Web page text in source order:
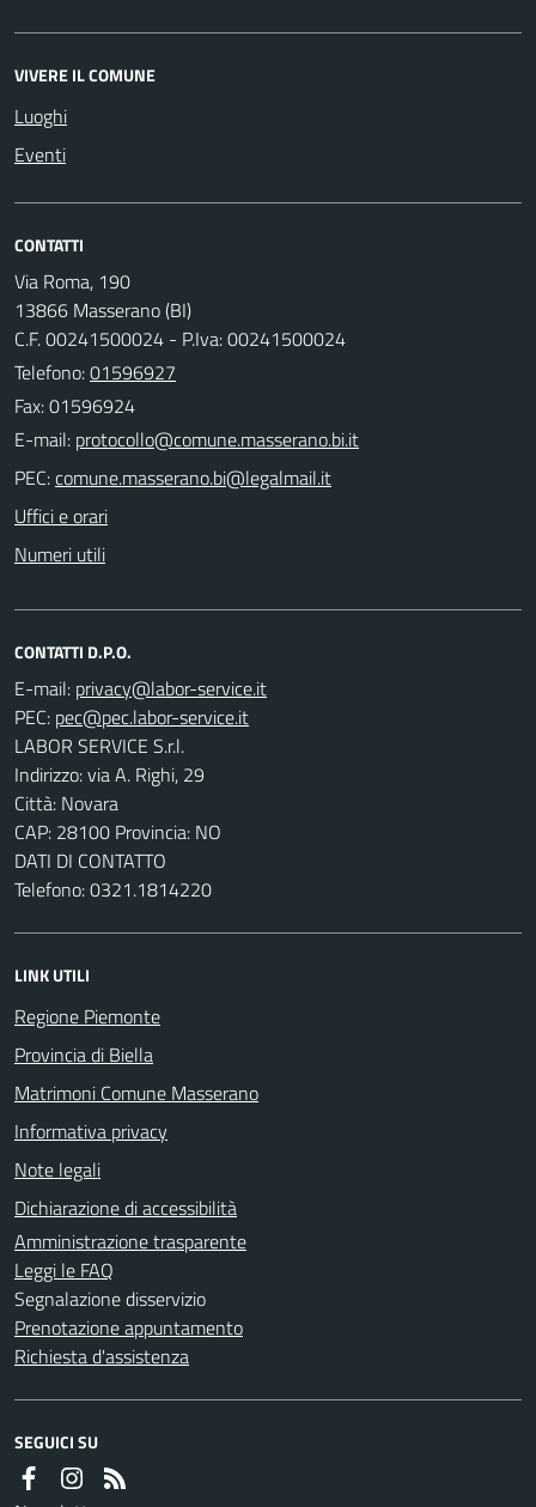
VIVERE IL COMUNE
Luoghi
Eventi
CONTATTI
Via Roma, 190
13866 Masserano (BI)
C.F. 00241500024 - P.Iva: 00241500024
Telefono:01596927
Fax: 01596924
E-mail:
PEC:
Uffici e orari
Numeri utili
CONTATTI D.P.O.
E-mail:
PEC:
LABOR SERVICE S.r.l.
Indirizzo: via A. Righi, 29
Città: Novara
CAP: 28100 Provincia: NO
DATI DI CONTATTO
Telefono: 0321.1814220
LINK UTILI
Regione Piemonte
Provincia di Biella
Matrimoni Comune Masserano
Informativa privacy
Note legali
Dichiarazione di accessibilità
Amministrazione trasparente
Leggi le FAQ
Segnalazione disservizio
Prenotazione appuntamento
Richiesta d'assistenza
SEGUICI SU